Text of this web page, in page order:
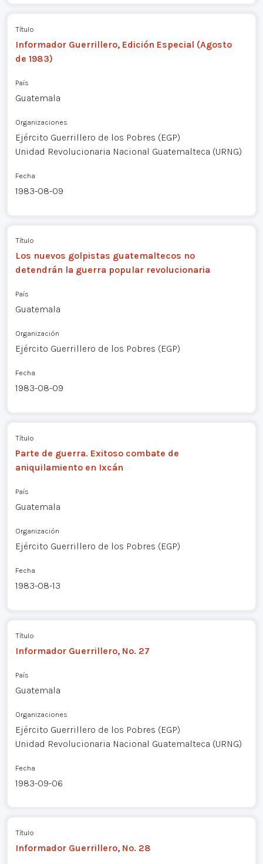
Título
Informador Guerrillero, Edición Especial (Agosto
de 1983)
País
Guatemala
Organizaciones
Ejército Guerrillero de los Pobres (EGP)
Unidad Revolucionaria Nacional Guatemalteca (URNG)
Fecha
1983-08-09
Título
Los nuevos golpistas guatemaltecos no
detendrán la guerra popular revolucionaria
País
Guatemala
Organización
Ejército Guerrillero de los Pobres (EGP)
Fecha
1983-08-09
Título
Parte de guerra. Exitoso combate de
aniquilamiento en Ixcán
País
Guatemala
Organización
Ejército Guerrillero de los Pobres (EGP)
Fecha
1983-08-13
Título
Informador Guerrillero, No. 27
País
Guatemala
Organizaciones
Ejército Guerrillero de los Pobres (EGP)
Unidad Revolucionaria Nacional Guatemalteca (URNG)
Fecha
1983-09-06
Título
Informador Guerrillero, No. 28